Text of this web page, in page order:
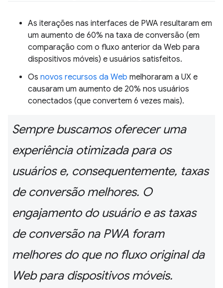
As iterações nas interfaces de PWA resultaram em
um aumento de 60% na taxa de conversão (em
comparação com o fluxo anterior da Web para
dispositivos móveis) e usuários satisfeitos.
Os novos recursos da Web melhoraram a UX e
causaram um aumento de 20% nos usuários
conectados (que convertem 6 vezes mais).
Sempre buscamos oferecer uma
experiência otimizada para os
usuários e, consequentemente, taxas
de conversão melhores. O
engajamento do usuário e as taxas
de conversão na PWA foram
melhores do que no fluxo original da
Web para dispositivos móveis.